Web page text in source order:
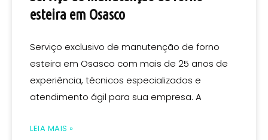
esteira em Osasco
Serviço exclusivo de manutenção de forno
esteira em Osasco com mais de 25 anos de
experiência, técnicos especializados e
atendimento ágil para sua empresa. A
LEIA MAIS »